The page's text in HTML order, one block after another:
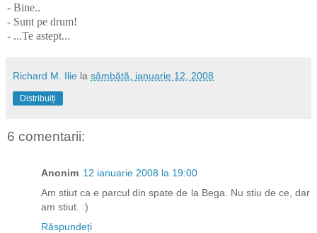
- Bine..
- Sunt pe drum!
- ...Te astept...
Richard M. Ilie la sâmbătă, ianuarie 12, 2008
Distribuiți
6 comentarii:
Anonim 12 ianuarie 2008 la 19:00
Am stiut ca e parcul din spate de la Bega. Nu stiu de ce, dar
am stiut. :)
Răspundeți